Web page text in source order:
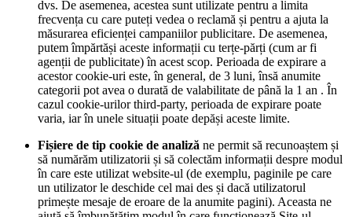
dvs. De asemenea, acestea sunt utilizate pentru a limita
frecvența cu care puteți vedea o reclamă și pentru a ajuta la
măsurarea eficienței campaniilor publicitare. De asemenea,
putem împărtăși aceste informații cu terțe-părți (cum ar fi
agenții de publicitate) în acest scop. Perioada de expirare a
acestor cookie-uri este, în general, de 3 luni, însă anumite
categorii pot avea o durată de valabilitate de până la 1 an . În
cazul cookie-urilor third-party, perioada de expirare poate
varia, iar în unele situații poate depăși aceste limite.
Fișiere de tip cookie de analiză ne permit să recunoaștem și
să numărăm utilizatorii și să colectăm informații despre modul
în care este utilizat website-ul (de exemplu, paginile pe care
un utilizator le deschide cel mai des și dacă utilizatorul
primește mesaje de eroare de la anumite pagini). Aceasta ne